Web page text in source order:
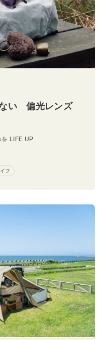
い 偏光レンズ
LIFE UP
フ